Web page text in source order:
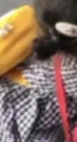
将
组
一
，
，
已
模
AI
织
、
据
公
。
...
工
在
、
服
行
逐
是
，
持
关
治
。
。
D
他
多
同
轮
无